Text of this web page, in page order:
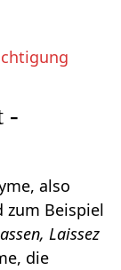
-
also
zum Beispiel
Laissez
die